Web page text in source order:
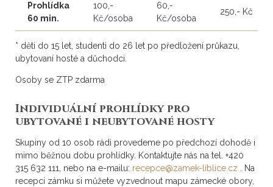
Prohlídka
60 min.
100,-
Kč/osoba
60,-
Kč/osoba
250,- Kč
* děti do 15 let, studenti do 26 let po předložení průkazu,
ubytovaní hosté a důchodci.
Osoby se ZTP zdarma
Individuální prohlídky pro
ubytované i neubytované hosty
Skupiny od 10 osob rádi provedeme po předchozí dohodě i
mimo běžnou dobu prohlídky. Kontaktujte nás na tel. +420
315 632 111, nebo na e-mailu: recepce@zamek-liblice.cz . Na
recepci zámku si můžete vyzvednout mapu zámecké obory,